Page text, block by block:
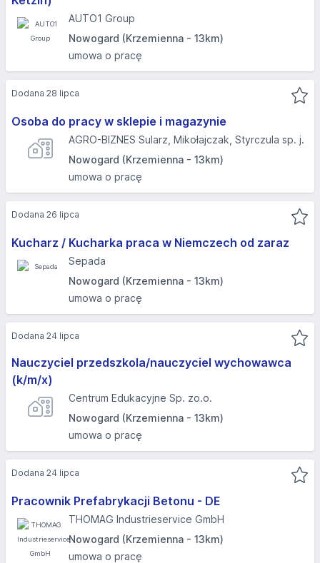
AUTO1 Group
Nowogard (Krzemienna - 13km)
umowa o pracę
Osoba do pracy w sklepie i magazynie
AGRO-BIZNES Sularz, Mikołajczak, Styrczula sp. j.
Nowogard (Krzemienna - 13km)
umowa o pracę
Dodana 28 lipca
Kucharz / Kucharka praca w Niemczech od zaraz
Sepada
Nowogard (Krzemienna - 13km)
umowa o pracę
Dodana 26 lipca
Nauczyciel przedszkola/nauczyciel wychowawca
(k/m/x)
Centrum Edukacyjne Sp. zo.o.
Nowogard (Krzemienna - 13km)
umowa o pracę
Dodana 24 lipca
Pracownik Prefabrykacji Betonu - DE
THOMAG Industrieservice GmbH
Nowogard (Krzemienna - 13km)
umowa o pracę
Dodana 24 lipca